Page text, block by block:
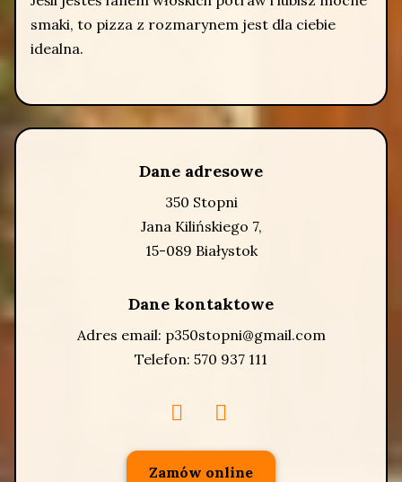
smaki, to pizza z rozmarynem jest dla ciebie
idealna.
Dane adresowe
350 Stopni
Jana Kilińskiego 7,
15-089 Białystok
Dane kontaktowe
Adres email: p350stopni@gmail.com
Telefon: 570 937 111
Zamów online